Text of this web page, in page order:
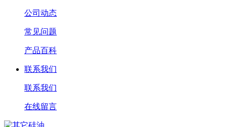
公司动态
常见问题
产品百科
联系我们
联系我们
在线留言